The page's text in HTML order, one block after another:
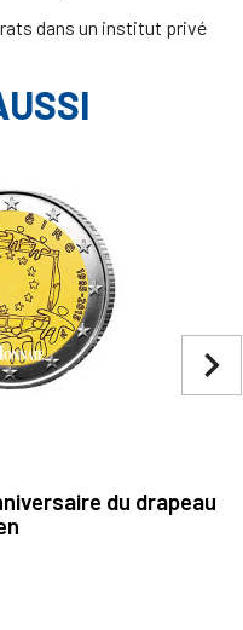
dans un institut privé
du drapeau
navigate_next